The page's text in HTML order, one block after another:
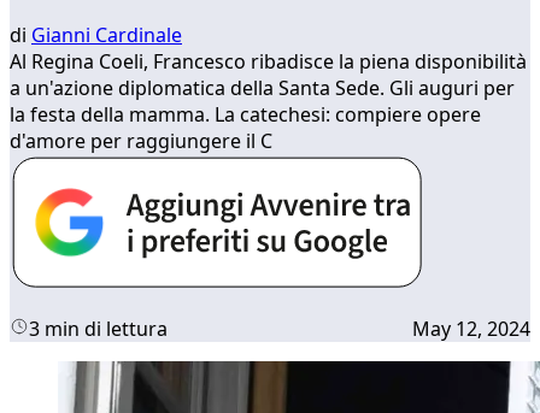
di Gianni Cardinale
Al Regina Coeli, Francesco ribadisce la piena disponibilità
a un'azione diplomatica della Santa Sede. Gli auguri per
la festa della mamma. La catechesi: compiere opere
d'amore per raggiungere il C
3 min di lettura May 12, 2024